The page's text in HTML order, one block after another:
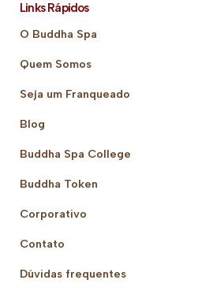
Links Rápidos
O Buddha Spa
Quem Somos
Seja um Franqueado
Blog
Buddha Spa College
Buddha Token
Corporativo
Contato
Dúvidas frequentes